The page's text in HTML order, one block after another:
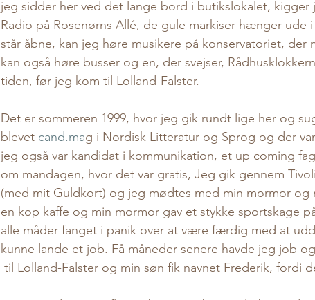
jeg sidder her ved det lange bord i butikslokalet, kigger
Radio på Rosenørns Allé, de gule markiser hænger ude
står åbne, kan jeg høre musikere på konservatoriet,
kan også høre busser og en, der svejser,
tiden, før jeg kom til Lolland-Falster.
Det er sommeren 1999, hvor jeg gik rundt lige her og
blevet cand.mag i Nordisk Litteratur og Sprog og der
jeg også var kandidat i kommunikation, et up coming
om mandagen, hvor det var gratis, Jeg gik gennem
(med mit Guldkort) og jeg mødtes med min mormor
en kop kaffe og min mormor gav et stykke sportskage
alle måder fanget i panik over at være færdig med at
kunne lande et job. Få måneder senere havde jeg job
til Lolland-Falster og min søn fik navnet Frederik, fordi